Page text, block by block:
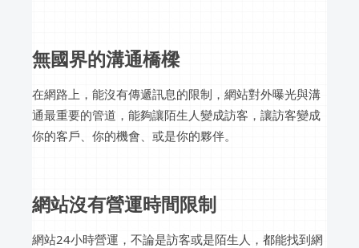
無國界的溝通橋樑
在網路上，能沒有傳遞訊息的限制，網站對外曝光與溝
通最重要的管道，能夠讓陌生人變成訪客，讓訪客變成
你的客戶、你的機會、或是你的夥伴。
網站沒有營運時間限制
網站24小時營運，不論是訪客或是陌生人，都能找到網